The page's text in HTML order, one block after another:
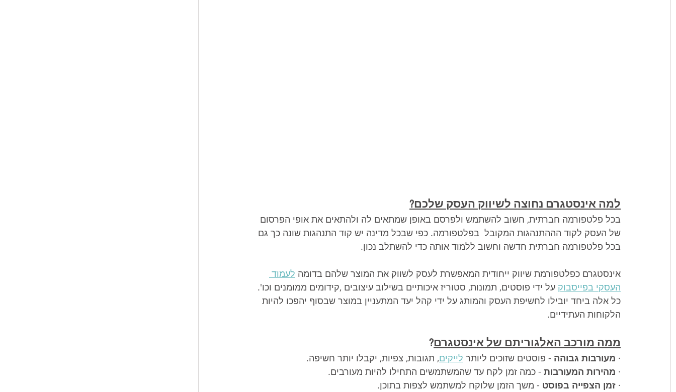
למה אינסטגרם נחוצה לשיווק העסק שלכם?
בכל פלטפורמה חברתית, חשוב להשתמש ולפרסם באופן שמתאים לה ולהתאים את אופי הפרסום
של העסק לקוד הההתנהגות המקובל  בפלטפורמה. כפי שבכל מדינה יש קוד התנהגות שונה כך גם
בכל פלטפורמה חברתית חדשה וחשוב ללמוד אותה כדי להשתלב נכון.
אינסטגרם כפלטפורמת שיווק ייחודית המאפשרת לעסק לשווק את המוצר שלהם בדומה לעמוד
העסקי בפייסבוק על ידי פוסטים, תמונות, סטוריז איכותיים בשילוב עיצובים ,קידומים ממומנים וכו'.
כל אלה ביחד יובילו לחשיפת העסק והמותג על ידי קהל יעד המתעניין במוצר שבסוף יהפכו להיות
הלקוחות העתידיים.
ממה מורכב האלגוריתם של אינסטגרם?
· מעורבות גבוהה - פוסטים שזוכים ליותר לייקים, תגובות, צפיות, יקבלו יותר חשיפה.
· מהירות המעורבות - כמה זמן לקח עד שהמשתמשים התחילו להיות מעורבים.
· זמן הצפייה בפוסט - משך הזמן שלוקח למשתמש לצפות בתוכן.